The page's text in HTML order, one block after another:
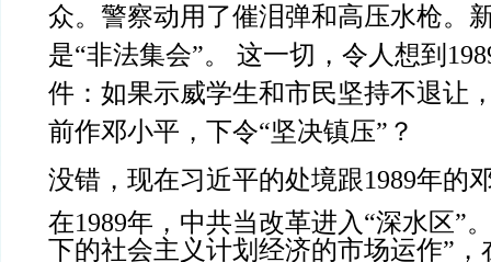
众。警察动用了催泪弹和高压水枪。
是“非法集会”。 这一切，令人想到
件：如果示威学生和市民坚持不退让
前作邓小平，下令“坚决镇压”？
没错，现在习近平的处境跟1989年的
在1989年，中共当改革进入“深水区”
下的社会主义计划经济的市场运作”